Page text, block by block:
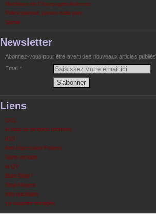
Nucléaire en Champagne Ardenne
Police partout, justice nulle part
Social
Newsletter
Abonnez-vous pour être averti des nouveaux articles publiés.
Email
Liens
OCL
le blog de jacques tourtaux
ICO
Anti répression Poitiers
Sons en lutte
la QV
Bure Stop !
Stop Nogent
Info nucléaire
La mouette enragée